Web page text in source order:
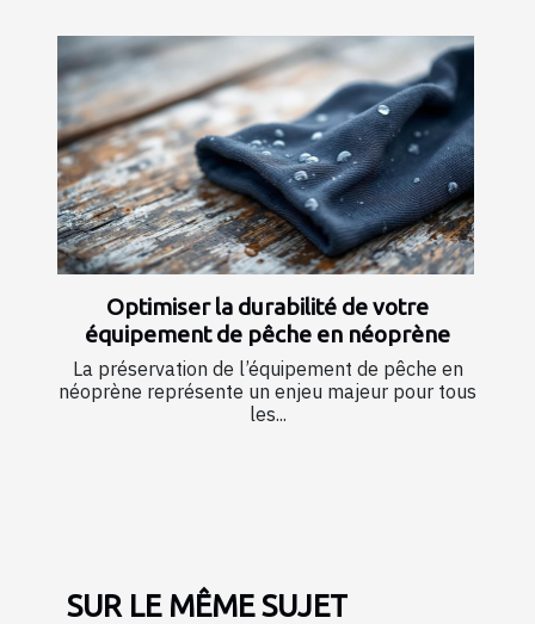
Optimiser la durabilité de votre
équipement de pêche en néoprène
La préservation de l’équipement de pêche en
néoprène représente un enjeu majeur pour tous
les...
SUR LE MÊME SUJET